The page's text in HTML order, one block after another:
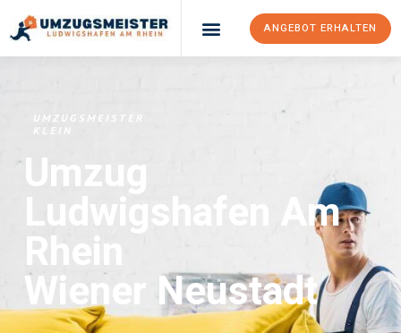
ANGEBOT ERHALTEN
UMZUGSMEISTER
KLEIN
Umzug
Ludwigshafen Am
Rhein
Wiener Neustadt